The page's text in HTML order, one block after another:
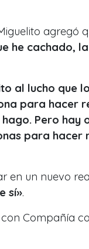
agregó
he cachado,
al lucho que
para hacer
Pero hay
para hacer
en un nuevo
sí».
Compañía